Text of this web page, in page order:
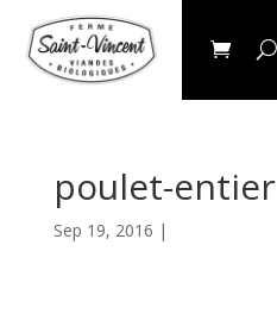
poulet-entier
Sep 19, 2016 |